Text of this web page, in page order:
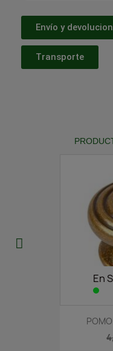
Envío y
Transporte
En